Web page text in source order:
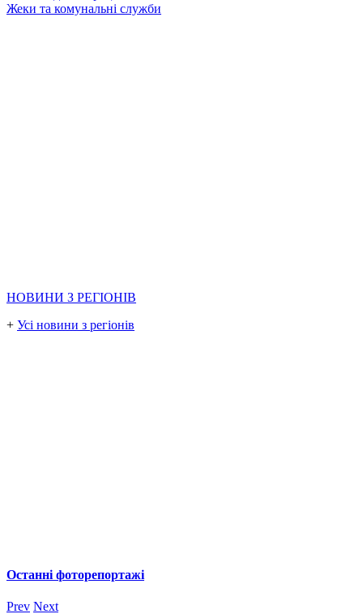
Жеки та комунальні служби
НОВИНИ З РЕГІОНІВ
+ Усі новини з регіонів
Останні фоторепортажі
Prev Next